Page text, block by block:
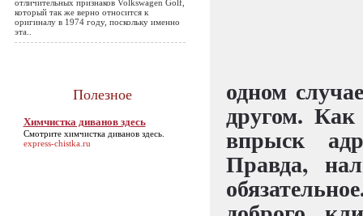
отличительных признаков Volkswagen Golf,
который так же верно относится к
оригиналу в 1974 году, поскольку именно
эта..
Полезное
Химчистка диванов здесь
Смотрите химчистка диванов здесь.
express-chistka.ru
одном
другом.
впрыск
Правда,